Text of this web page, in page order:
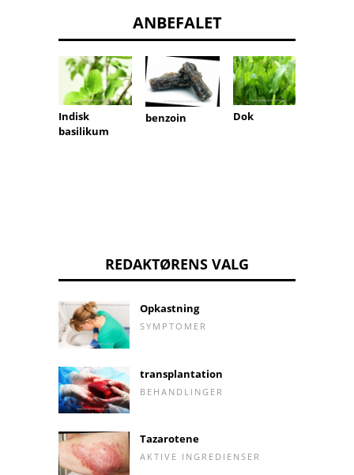
ANBEFALET
Indisk
basilikum
benzoin Dok
REDAKTØRENS VALG
Opkastning
SYMPTOMER
transplantation
BEHANDLINGER
Tazarotene
AKTIVE INGREDIENSER